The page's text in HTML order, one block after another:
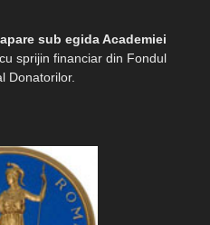
sub egida Academiei
sprijin financiar din Fondul
Donatorilor.